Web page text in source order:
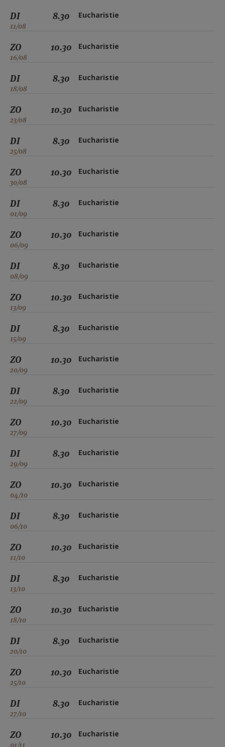
DI
11/08
8.30 Eucharistie
ZO
16/08
10.30 Eucharistie
DI
18/08
8.30 Eucharistie
ZO
23/08
10.30 Eucharistie
DI
25/08
8.30 Eucharistie
ZO
30/08
10.30 Eucharistie
DI
01/09
8.30 Eucharistie
ZO
06/09
10.30 Eucharistie
DI
08/09
8.30 Eucharistie
ZO
13/09
10.30 Eucharistie
DI
15/09
8.30 Eucharistie
ZO
20/09
10.30 Eucharistie
DI
22/09
8.30 Eucharistie
ZO
27/09
10.30 Eucharistie
DI
29/09
8.30 Eucharistie
ZO
04/10
10.30 Eucharistie
DI
06/10
8.30 Eucharistie
ZO
11/10
10.30 Eucharistie
DI
13/10
8.30 Eucharistie
ZO
18/10
10.30 Eucharistie
DI
20/10
8.30 Eucharistie
ZO
25/10
10.30 Eucharistie
DI
27/10
8.30 Eucharistie
ZO
01/11
10.30 Eucharistie